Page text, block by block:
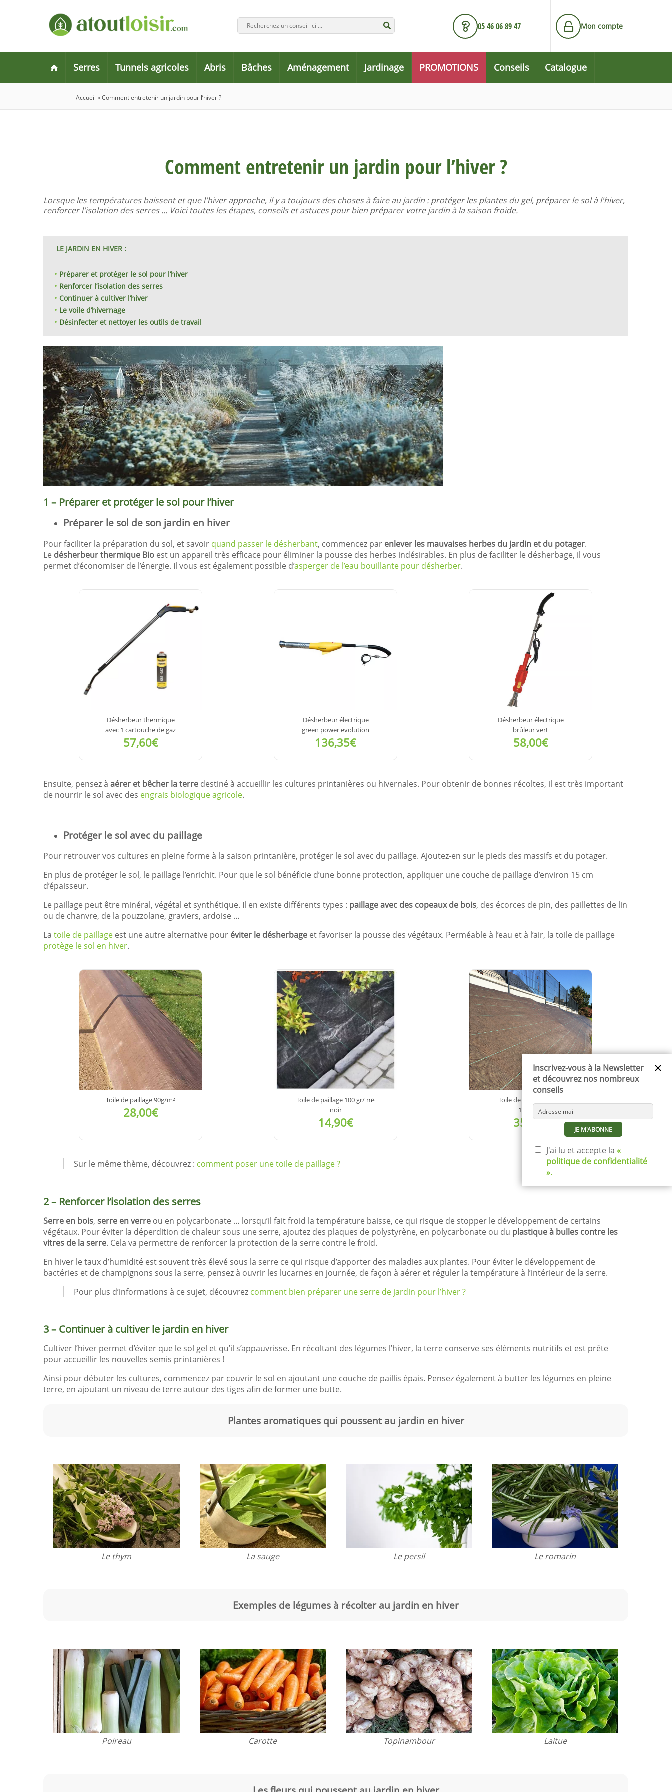
Mon compte
05 46 06 89 47
Serres Tunnels agricoles Abris Bâches Aménagement Jardinage PROMOTIONS Conseils Catalogue
Accueil »Comment entretenir un jardin pour l’hiver ?
Comment entretenir un jardin pour l’hiver ?
Lorsque les températures baissent et que l'hiver approche, il y a toujours des choses à faire au jardin : protéger les plantes du gel, préparer le sol à l'hiver,
renforcer l'isolation des serres ... Voici toutes les étapes, conseils et astuces pour bien préparer votre jardin à la saison froide.
LE JARDIN EN HIVER :
Préparer et protéger le sol pour l’hiver
Renforcer l’isolation des serres
Continuer à cultiver l’hiver
Le voile d’hivernage
Désinfecter et nettoyer les outils de travail
1 – Préparer et protéger le sol pour l’hiver
Préparer le sol de son jardin en hiver
Pour faciliter la préparation du sol, et savoir quand passer le désherbant, commencez par enlever les mauvaises herbes du jardin et du potager.
Le désherbeur thermique Bio est un appareil très efficace pour éliminer la pousse des herbes indésirables. En plus de faciliter le désherbage, il vous
permet d’économiser de l’énergie. Il vous est également possible d’asperger de l’eau bouillante pour désherber.
Désherbeur thermique
avec 1 cartouche de gaz
57,60€
DÉTAIL
Désherbeur électrique
green power evolution
136,35€
DÉTAIL
Désherbeur électrique
brûleur vert
58,00€
DÉTAIL
Ensuite, pensez à aérer et bêcher la terre destiné à accueillir les cultures printanières ou hivernales. Pour obtenir de bonnes récoltes, il est très important
de nourrir le sol avec des engrais biologique agricole.
Protéger le sol avec du paillage
Pour retrouver vos cultures en pleine forme à la saison printanière, protéger le sol avec du paillage. Ajoutez-en sur le pieds des massifs et du potager.
En plus de protéger le sol, le paillage l’enrichit. Pour que le sol bénéficie d’une bonne protection, appliquer une couche de paillage d’environ 15 cm
d’épaisseur.
Le paillage peut être minéral, végétal et synthétique. Il en existe différents types : paillage avec des copeaux de bois, des écorces de pin, des paillettes de lin
ou de chanvre, de la pouzzolane, graviers, ardoise …
La toile de paillage est une autre alternative pour éviter le désherbage et favoriser la pousse des végétaux. Perméable à l’eau et à l’air, la toile de paillage
protège le sol en hiver.
Toile de paillage 90g/m²
28,00€
DÉTAIL
Toile de paillage 100 gr/ m²
noir
14,90€
DÉTAIL
Toile de paillage tissée
130g/m²
35,00€
VOIR LE
DÉTAIL
Sur le même thème, découvrez : comment poser une toile de paillage ?
2 – Renforcer l’isolation des serres
Serre en bois, serre en verre ou en polycarbonate … lorsqu’il fait froid la température baisse, ce qui risque de stopper le développement de certains
végétaux. Pour éviter la déperdition de chaleur sous une serre, ajoutez des plaques de polystyrène, en polycarbonate ou du plastique à bulles contre les
vitres de la serre. Cela va permettre de renforcer la protection de la serre contre le froid.
En hiver le taux d’humidité est souvent très élevé sous la serre ce qui risque d’apporter des maladies aux plantes. Pour éviter le développement de
bactéries et de champignons sous la serre, pensez à ouvrir les lucarnes en journée, de façon à aérer et réguler la température à l’intérieur de la serre.
Pour plus d’informations à ce sujet, découvrez comment bien préparer une serre de jardin pour l’hiver ?
3 – Continuer à cultiver le jardin en hiver
Cultiver l’hiver permet d’éviter que le sol gel et qu’il s’appauvrisse. En récoltant des légumes l’hiver, la terre conserve ses éléments nutritifs et est prête
pour accueillir les nouvelles semis printanières !
Ainsi pour débuter les cultures, commencez par couvrir le sol en ajoutant une couche de paillis épais. Pensez également à butter les légumes en pleine
terre, en ajoutant un niveau de terre autour des tiges afin de former une butte.
Plantes aromatiques qui poussent au jardin en hiver
Le thym La sauge Le persil Le romarin
Exemples de légumes à récolter au jardin en hiver
Poireau Carotte Topinambour Laitue
×
Inscrivez-vous à la Newsletter
et découvrez nos nombreux
conseils
J'ai lu et accepte la«
politique de confidentialité
».